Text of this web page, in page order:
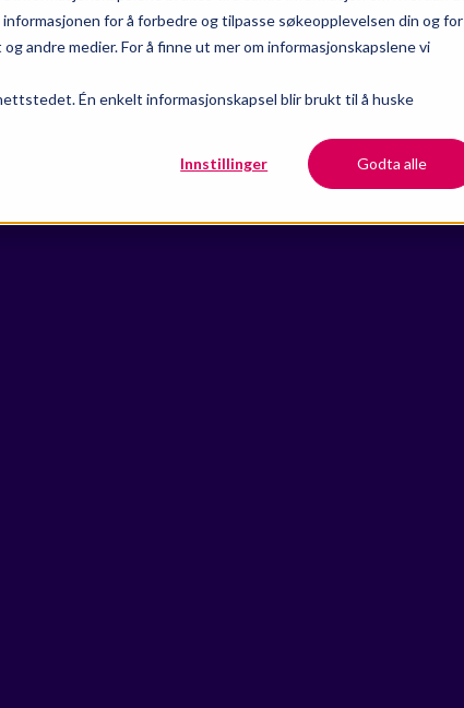
for å forbedre og tilpasse søkeopplevelsen din og for
andre medier. For å finne ut mer om informasjonskapslene vi
Én enkelt informasjonskapsel blir brukt til å huske
Innstillinger Godta alle